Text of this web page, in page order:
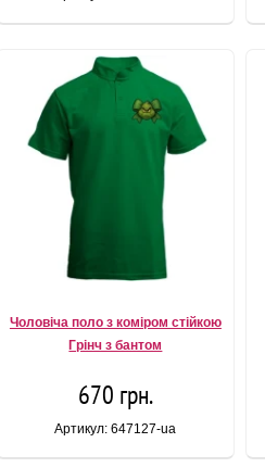
Чоловіча поло з коміром стійкою
Грінч з бантом
670 грн.
Артикул: 647127-ua